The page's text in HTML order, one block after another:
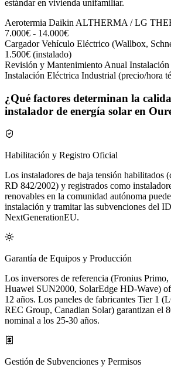
estándar en vivienda unifamiliar.
Aerotermia Daikin ALTHERMA / LG
7.000€ - 14.000€
Cargador Vehículo Eléctrico (Wallbox,
1.500€ (instalado)
Revisión y Mantenimiento Anual Instalación
Instalación Eléctrica Industrial (precio/hora
¿Qué factores determinan la
instalador de energía solar en
Habilitación y Registro Oficial
Los instaladores de baja tensión habilitados
RD 842/2002) y registrados como
renovables en la comunidad autónoma
instalación y tramitar las subvenciones del
NextGenerationEU.
Garantía de Equipos y Producción
Los inversores de referencia (Fronius
Huawei SUN2000, SolarEdge HD-Wave)
12 años. Los paneles de fabricantes Tier 1
REC Group, Canadian Solar) garantizan el
nominal a los 25-30 años.
Gestión de Subvenciones y Permisos